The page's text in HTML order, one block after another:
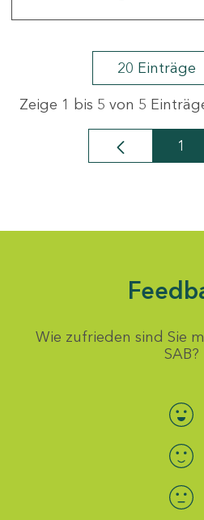
20 Einträge
Zeige 1 bis 5 von 5
1
Wie zufrieden sind Sie
SAB?